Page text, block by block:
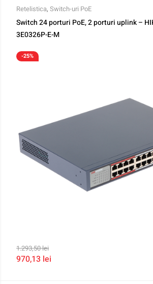
Retelistica, Switch-uri PoE
Switch 24 porturi PoE, 2 porturi uplink –
3E0326P-E-M
-25%
1.293,50lei
970,13 lei